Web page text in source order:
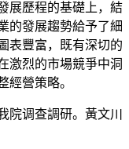
展歷程的基礎上，結
的發展趨勢給予了細
表豐富，既有深切的
激烈的市場競爭中洞
經營策略。
调查調研。黃文川